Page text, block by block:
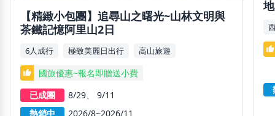
【精緻小包團】追尋山之曙光~山林文明與
茶鐵記憶阿里山2日
6人成行 極致美麗日出行 高山旅遊
thumb_up
國旅優惠~報名即贈送小費
已成團
8/29
9/11
熱銷中
2026/8~2026/11
thumb_up